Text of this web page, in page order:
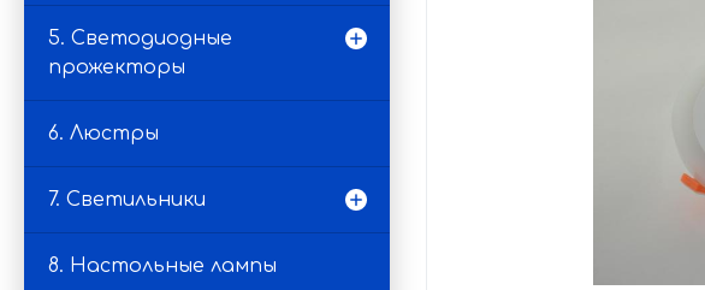
5. Светодиодные
прожекторы
6. Люстры
7. Светильники
8. Настольные лампы